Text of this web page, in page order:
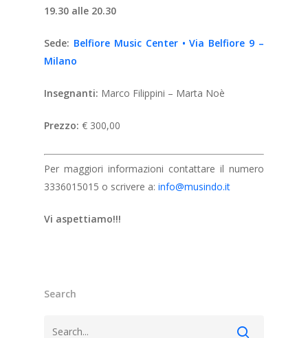
19.30 alle 20.30
Sede: Belfiore Music Center • Via Belfiore 9 –
Milano
Insegnanti: Marco Filippini – Marta Noè
Prezzo: € 300,00
Per maggiori informazioni contattare il numero
3336015015 o scrivere a: info@musindo.it
Vi aspettiamo!!!
Search